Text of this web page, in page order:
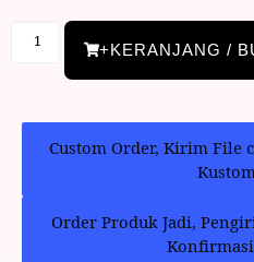
+KERANJANG /
Custom Order, Kirim File
Order Produk Jadi,